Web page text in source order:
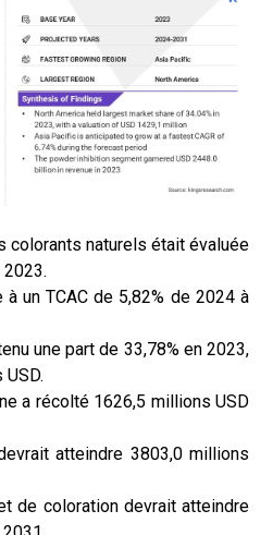
colorants naturels était évaluée
un TCAC de 5,82% de 2024 à
une part de 33,78% en 2023,
a récolté 1626,5 millions USD
atteindre 3803,0 millions
de coloration devrait atteindre